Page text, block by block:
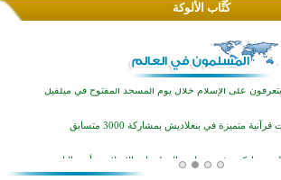
كُتَّاب الألوكة
متميزة في بنغلاديش بمشاركة 3000 متسابق
لأول مسجد في بلييفليا بالجبل الأسود منذ أكثر من قرن